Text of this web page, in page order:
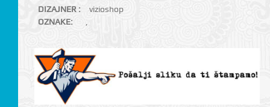
DIZAJNER :
vizioshop
OZNAKE: